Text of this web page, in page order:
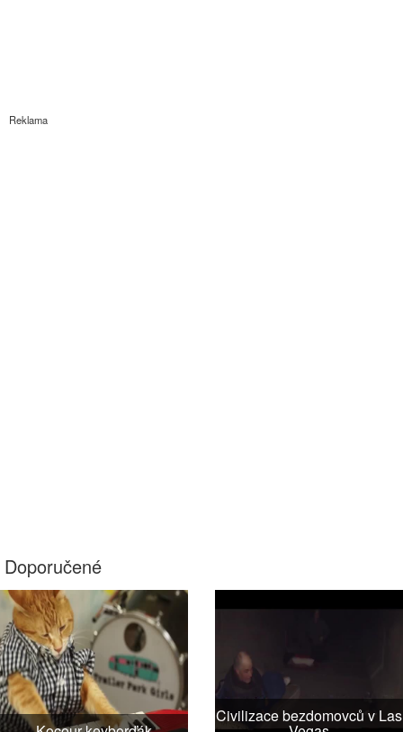
Reklama
Doporučené
Civilizace bezdomovců v Las